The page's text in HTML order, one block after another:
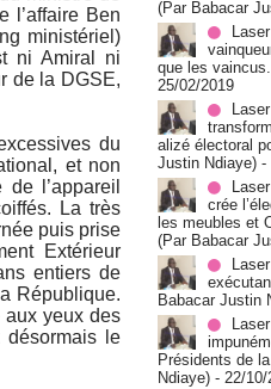
l’affaire Ben
ministériel)
ni Amiral ni
de la DGSE,
du
et non
l’appareil
La très
puis prise
Extérieur
entiers de
République.
aux yeux des
le
(Par Babacar
que les
25/02/2019
alizé électoral
Justin Ndiaye) -
crée
les meubles et
(Par Babacar
Babacar Justin
Présidents de
Ndiaye) - 22/10/